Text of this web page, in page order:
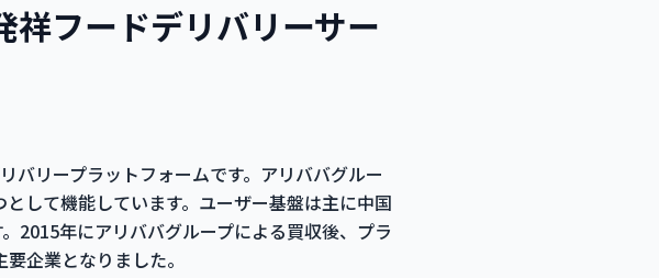
フードデリバリーサー
バリープラットフォームです。アリババグルー
して機能しています。ユーザー基盤は主に中国
2015年にアリババグループによる買収後、プラ
企業となりました。